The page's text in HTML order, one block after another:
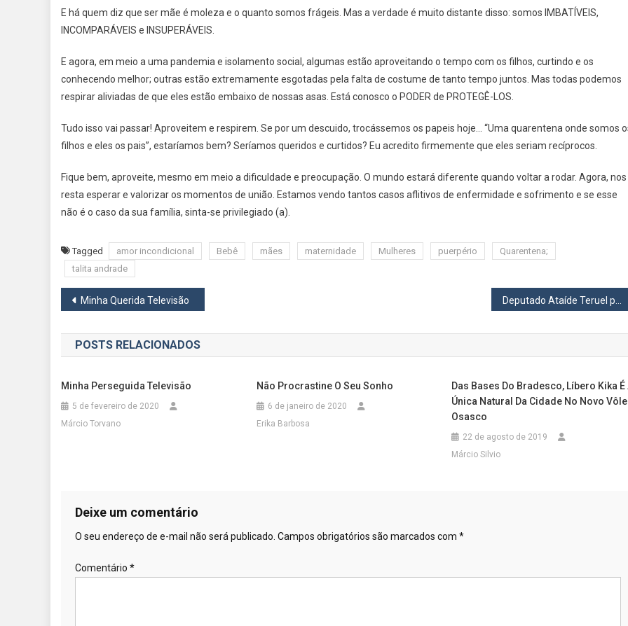
E há quem diz que ser mãe é moleza e o quanto somos frágeis. Mas a verdade é muito distante disso: somos IMBATÍVEIS,
INCOMPARÁVEIS e INSUPERÁVEIS.
E agora, em meio a uma pandemia e isolamento social, algumas estão aproveitando o tempo com os filhos, curtindo e os
conhecendo melhor; outras estão extremamente esgotadas pela falta de costume de tanto tempo juntos. Mas todas podemos
respirar aliviadas de que eles estão embaixo de nossas asas. Está conosco o PODER de PROTEGÊ-LOS.
Tudo isso vai passar! Aproveitem e respirem. Se por um descuido, trocássemos os papeis hoje… “Uma quarentena onde somos
filhos e eles os pais”, estaríamos bem? Seríamos queridos e curtidos? Eu acredito firmemente que eles seriam recíprocos.
Fique bem, aproveite, mesmo em meio a dificuldade e preocupação. O mundo estará diferente quando voltar a rodar. Agora, nos
resta esperar e valorizar os momentos de união. Estamos vendo tantos casos aflitivos de enfermidade e sofrimento e se esse
não é o caso da sua família, sinta-se privilegiado (a).
Tagged amor incondicional Bebê mães maternidade Mulheres puerpério
Quarentena;
talita andrade
Navegação
de
Post
Minha Querida Televisão
POSTS RELACIONADOS
Minha Perseguida Televisão
5 de fevereiro de 2020
Márcio Torvano
Não Procrastine O Seu Sonho
6 de janeiro de 2020
Erika Barbosa
Das Bases Do Bradesco, Líbero Kika É
Única Natural Da Cidade No Novo
Osasco
22 de agosto de 2019
Márcio Silvio
Deixe um comentário
O seu endereço de e-mail não será publicado. Campos obrigatórios são marcados com *
Comentário *